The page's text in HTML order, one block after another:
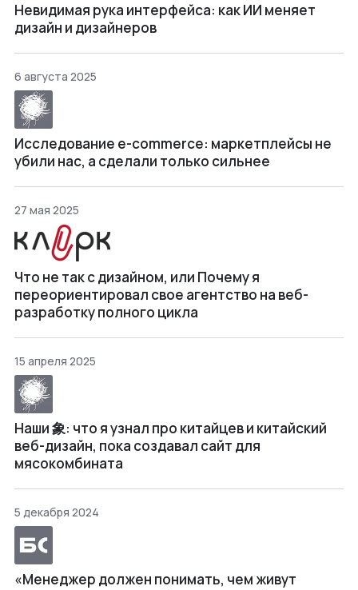
Невидимая рука интерфейса: как ИИ меняет
дизайн и дизайнеров
6 августа 2025
Исследование e-commerce: маркетплейсы не
убили нас, а сделали только сильнее
27 мая 2025
Что не так с дизайном, или Почему я
переориентировал свое агентство на веб-
разработку полного цикла
15 апреля 2025
Наши 象: что я узнал про китайцев и китайский
веб-дизайн, пока создавал сайт для
мясокомбината
5 декабря 2024
«Менеджер должен понимать, чем живут